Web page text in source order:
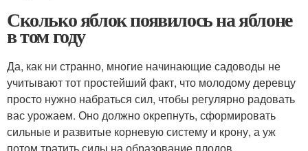
Сколько яблок появилось на яблоне
в том году
Да, как ни странно, многие начинающие садоводы не
учитывают тот простейший факт, что молодому деревцу
просто нужно набраться сил, чтобы регулярно радовать
вас урожаем. Оно должно окрепнуть, сформировать
сильные и развитые корневую систему и крону, а уж